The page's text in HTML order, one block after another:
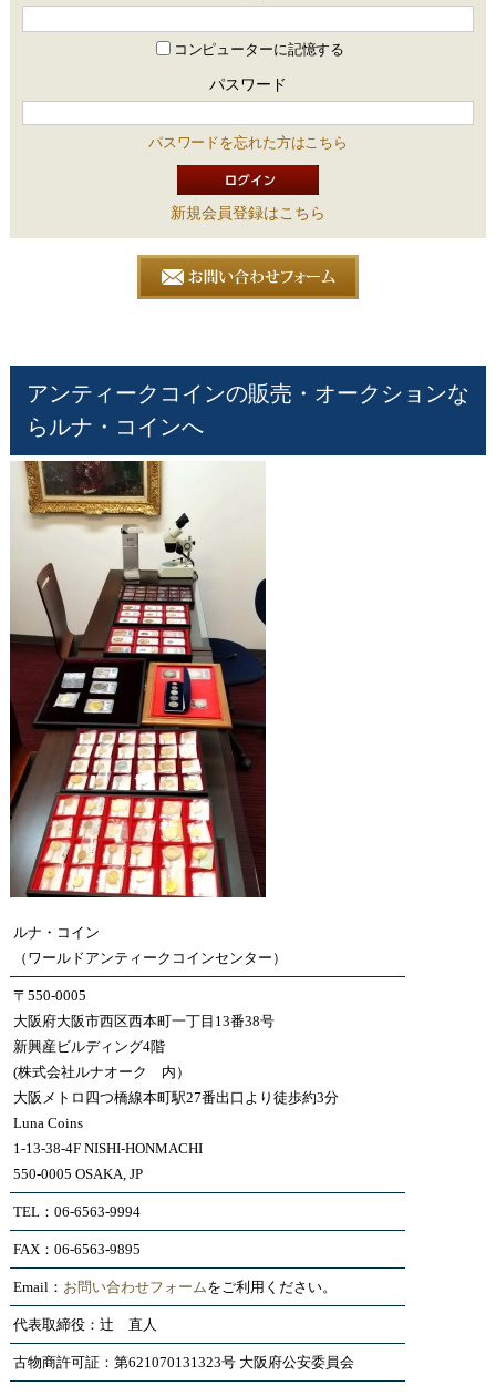
コンピューターに記憶する
パスワード
パスワードを忘れた方はこちら
新規会員登録はこちら
アンティークコインの販売・オークションな
らルナ・コインへ
ルナ・コイン
（ワールドアンティークコインセンター）
〒550-0005
大阪府大阪市西区西本町一丁目13番38号
新興産ビルディング4階
(株式会社ルナオーク 内）
大阪メトロ四つ橋線本町駅27番出口より徒歩約3分
Luna Coins
1-13-38-4F NISHI-HONMACHI
550-0005 OSAKA, JP
TEL：06-6563-9994
FAX：06-6563-9895
Email： お問い合わせフォームをご利用ください。
代表取締役：辻 直人
古物商許可証：第621070131323号 大阪府公安委員会